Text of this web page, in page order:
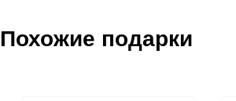
Похожие подарки